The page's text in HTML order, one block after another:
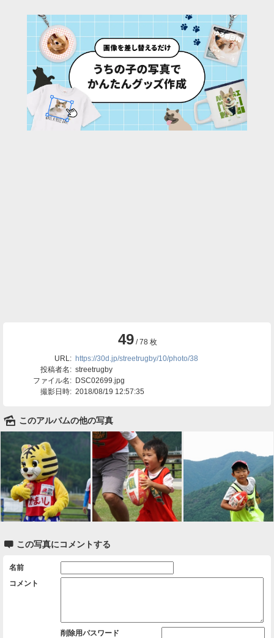
49/ 78 枚
URL: https://30d.jp/streetrugby/10/photo/38
投稿者名: streetrugby
ファイル名: DSC02699.jpg
撮影日時: 2018/08/19 12:57:35
🌄 このアルバムの他の写真
 この写真にコメントする
名前
コメント
削除用パスワード